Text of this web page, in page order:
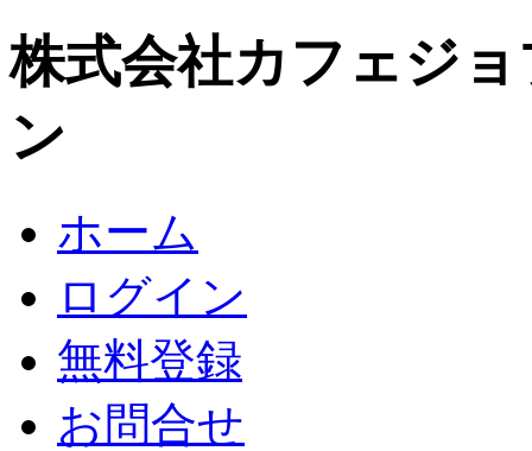
株式会社カフェジ
ン
ホーム
ログイン
無料登録
お問合せ